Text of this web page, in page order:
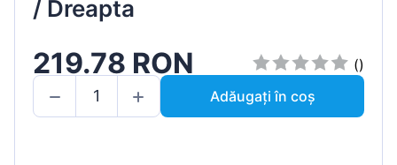
/ Dreapta
219.78 RON
()
Adăugați în coș